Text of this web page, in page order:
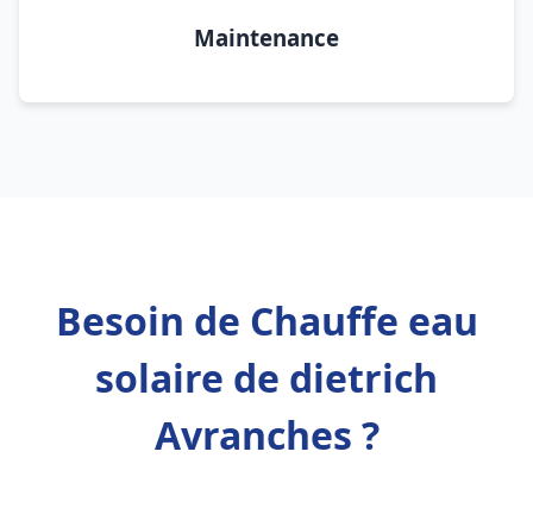
Maintenance
Besoin de Chauffe eau
solaire de dietrich
Avranches ?